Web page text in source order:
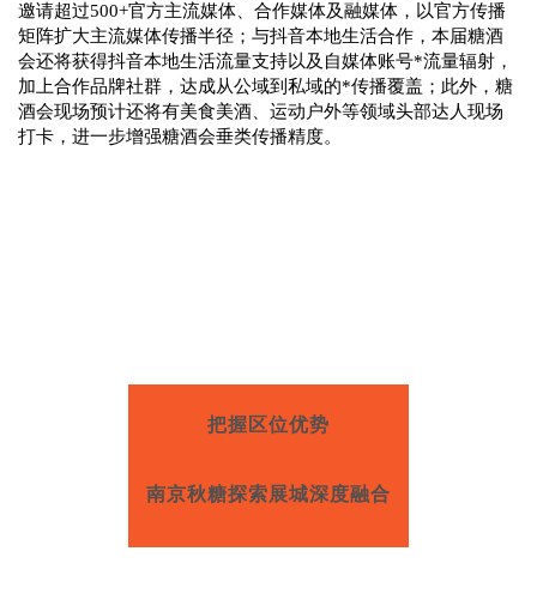
邀请超过500+官方主流媒体、合作媒体及融媒体，以官方传播
矩阵扩大主流媒体传播半径；与抖音本地生活合作，本届糖酒
会还将获得抖音本地生活流量支持以及自媒体账号*流量辐射，
加上合作品牌社群，达成从公域到私域的*传播覆盖；此外，糖
酒会现场预计还将有美食美酒、运动户外等领域头部达人现场
打卡，进一步增强糖酒会垂类传播精度。
把握区位优势
南京秋糖探索展城深度融合